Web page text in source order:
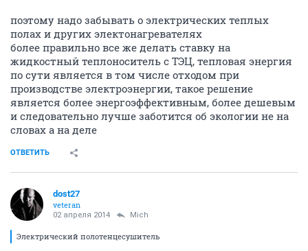
поэтому надо забывать о электрических теплых
полах и других электонагревателях
более правильно все же делать ставку на
жидкостный теплоноситель с ТЭЦ, тепловая энергия
по сути является в том числе отходом при
производстве электроэнергии, такое решение
является более энергоэффективным, более дешевым
и следовательно лучше заботится об экологии не на
словах а на деле
ОТВЕТИТЬ
dost27
veteran
02 апреля 2014 Mich
Электрический полотенцесушитель